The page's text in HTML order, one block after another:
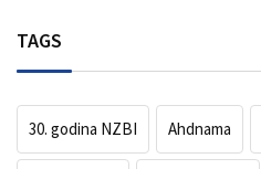
TAGS
30. godina NZBI Ahdnama